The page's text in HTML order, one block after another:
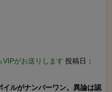
VIPがお送りします 投稿日：
ルがナンバーワン。異論は認